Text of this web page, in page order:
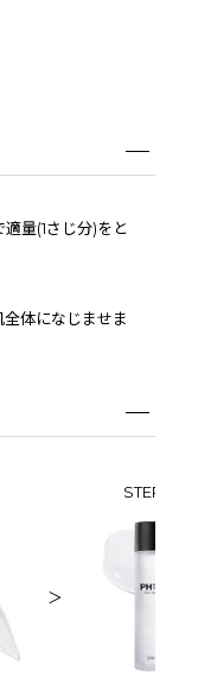
量(1さじ分)をと
体になじませま
STEP.03
＞